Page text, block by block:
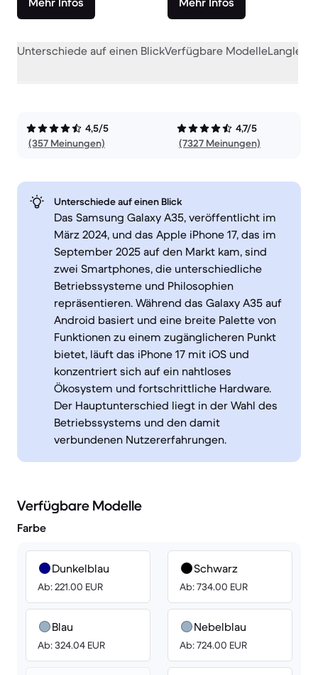
Unterschiede auf einen BlickVerfügbare Modelle
4,5/5
(357 Meinungen)
4,7/5
(7327 Meinungen)
Unterschiede auf einen Blick
Das Samsung Galaxy A35, veröffentlicht im
März 2024, und das Apple iPhone 17, das im
September 2025 auf den Markt kam, sind
zwei Smartphones, die unterschiedliche
Betriebssysteme und Philosophien
repräsentieren. Während das Galaxy A35 auf
Android basiert und eine breite Palette von
Funktionen zu einem zugänglicheren Punkt
bietet, läuft das iPhone 17 mit iOS und
konzentriert sich auf ein nahtloses
Ökosystem und fortschrittliche Hardware.
Der Hauptunterschied liegt in der Wahl des
Betriebssystems und den damit
verbundenen Nutzererfahrungen.
Verfügbare Modelle
Farbe
Dunkelblau
Ab: 221.00 EUR
Blau
Ab: 324.04 EUR
Schwarz
Ab: 734.00 EUR
Nebelblau
Ab: 724.00 EUR